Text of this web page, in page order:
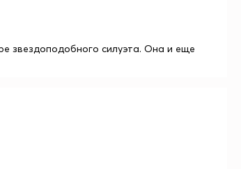
звездоподобного силуэта. Она и еще